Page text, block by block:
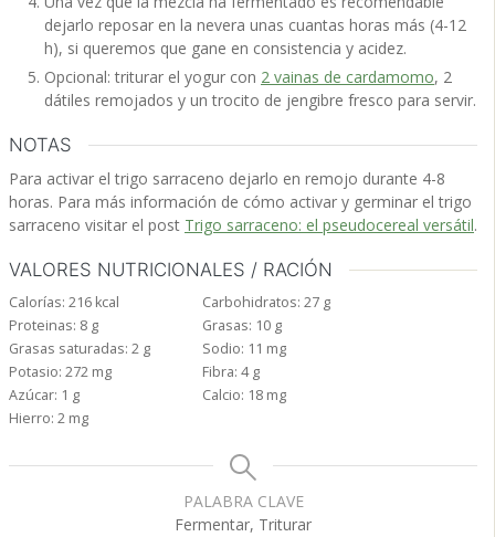
dejarlo reposar en la nevera unas cuantas horas más (4-12
h), si queremos que gane en consistencia y acidez.
Opcional: triturar el yogur con 2 vainas de cardamomo, 2
dátiles remojados y un trocito de jengibre fresco para servir.
NOTAS
Para activar el trigo sarraceno dejarlo en remojo durante 4-8
horas. Para más información de cómo activar y germinar el trigo
sarraceno visitar el post Trigo sarraceno: el pseudocereal versátil.
VALORES NUTRICIONALES / RACIÓN
Calorías: 216 kcal Carbohidratos: 27 g
Proteinas: 8 g Grasas: 10 g
Grasas saturadas: 2 g Sodio: 11 mg
Potasio: 272 mg Fibra: 4 g
Azúcar: 1 g Calcio: 18 mg
Hierro: 2 mg
PALABRA CLAVE
Fermentar, Triturar